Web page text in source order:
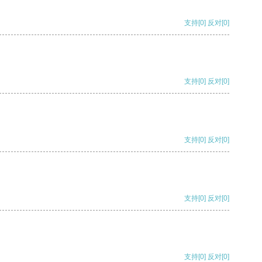
支持[0] 反对[0]
支持[0] 反对[0]
支持[0] 反对[0]
支持[0] 反对[0]
支持[0] 反对[0]